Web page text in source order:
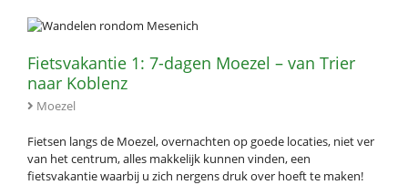
Fietsvakantie 1: 7-dagen Moezel – van Trier
naar Koblenz
Moezel
Fietsen langs de Moezel, overnachten op goede locaties, niet ver
van het centrum, alles makkelijk kunnen vinden, een
fietsvakantie waarbij u zich nergens druk over hoeft te maken!